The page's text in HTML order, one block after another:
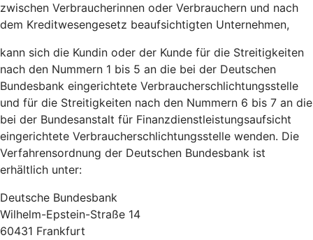
zwischen Verbraucherinnen oder Verbrauchern und nach
dem Kreditwesengesetz beaufsichtigten Unternehmen,
kann sich die Kundin oder der Kunde für die Streitigkeiten
nach den Nummern 1 bis 5 an die bei der Deutschen
Bundesbank eingerichtete Verbraucherschlichtungsstelle
und für die Streitigkeiten nach den Nummern 6 bis 7 an die
bei der Bundesanstalt für Finanzdienstleistungsaufsicht
eingerichtete Verbraucherschlichtungsstelle wenden. Die
Verfahrensordnung der Deutschen Bundesbank ist
erhältlich unter:
Deutsche Bundesbank
Wilhelm-Epstein-Straße 14
60431 Frankfurt